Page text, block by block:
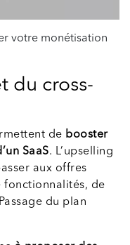
votre monétisation
du cross-
de booster
SaaS. L’upselling
aux offres
fonctionnalités, de
du plan